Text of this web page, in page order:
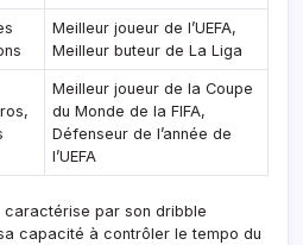
Meilleur joueur de l’UEFA,
Meilleur buteur de La Liga
Meilleur joueur de la Coupe
du Monde de la FIFA,
Défenseur de l’année de
l’UEFA
caractérise par son dribble
capacité à contrôler le tempo du